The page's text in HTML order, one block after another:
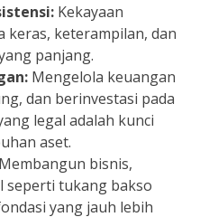
Kekayaan
keras, keterampilan, dan
panjang.
Mengelola keuangan
dan berinvestasi pada
legal adalah kunci
aset.
Membangun bisnis,
seperti tukang bakso
yang jauh lebih